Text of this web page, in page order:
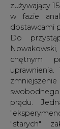
zużywający
w fazie
dostawcami
Do
chętnym
prądu.
"starych"